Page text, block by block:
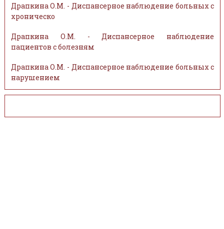
Драпкина О.М. - Диспансерное наблюдение больных с
хроническо
Драпкина О.М. - Диспансерное наблюдение
пациентов с болезням
Драпкина О.М. - Диспансерное наблюдение больных с
нарушением